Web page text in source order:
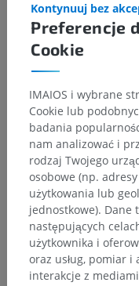
Preferencje
Cookie
Kontynuuj bez
IMAIOS i wybrane
Cookie lub
badania
nam analizować i
rodzaj Twojego
osobowe (np.
użytkowania lub
jednostkowe). Dane
następujących
użytkownika i
oraz usług, pomiar
interakcje z